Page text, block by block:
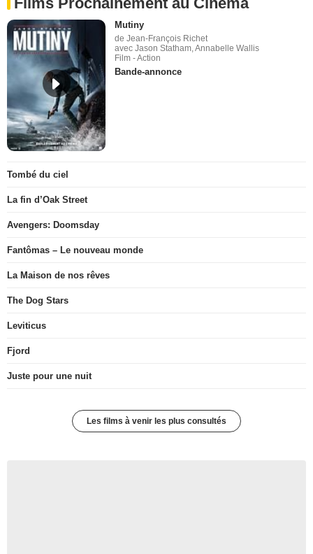
Mutiny
de Jean-François Richet
avec Jason Statham, Annabelle Wallis
Film - Action
Bande-annonce
Tombé du ciel
La fin d’Oak Street
Avengers: Doomsday
Fantômas – Le nouveau monde
La Maison de nos rêves
The Dog Stars
Leviticus
Fjord
Juste pour une nuit
Les films à venir les plus consultés